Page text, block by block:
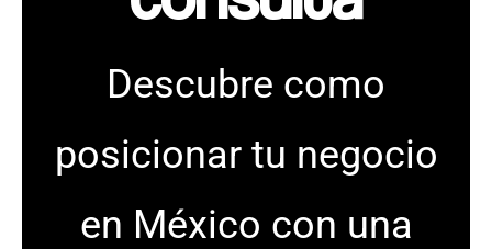
Descubre como
posicionar tu negocio
en México con una